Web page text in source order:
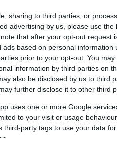
sharing to third parties, or
advertising by us, please use the
that after your opt-out request
based on personal information
prior to your opt-out. You
information by third parties on
also be disclosed by us to third
further disclose it to other third
uses one or more Google
to your visit or usage
third-party tags to use your data
palacsintával.